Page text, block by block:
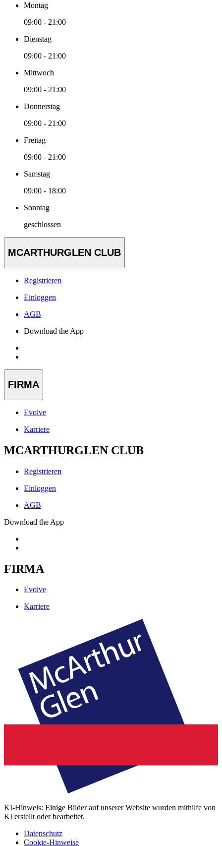
Montag
09:00 - 21:00
Dienstag
09:00 - 21:00
Mittwoch
09:00 - 21:00
Donnerstag
09:00 - 21:00
Freitag
09:00 - 21:00
Samstag
09:00 - 18:00
Sonntag
geschlossen
MCARTHURGLEN CLUB
Registrieren
Einloggen
AGB
Download the App
FIRMA
Evolve
Karriere
MCARTHURGLEN CLUB
Registrieren
Einloggen
AGB
Download the App
FIRMA
Evolve
Karriere
KI-Hinweis: Einige Bilder auf unserer Website wurden mithilfe von
KI erstellt oder bearbeitet.
Datenschutz
Cookie-Hinweise